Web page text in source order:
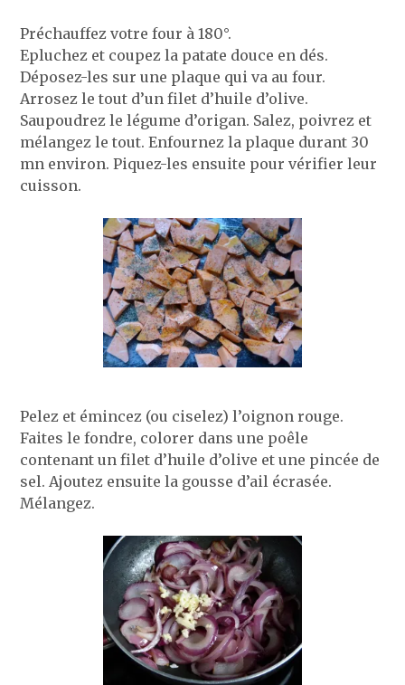
Préchauffez votre four à 180°.
Epluchez et coupez la patate douce en dés.
Déposez-les sur une plaque qui va au four.
Arrosez le tout d’un filet d’huile d’olive.
Saupoudrez le légume d’origan. Salez, poivrez et
mélangez le tout. Enfournez la plaque durant 30
mn environ. Piquez-les ensuite pour vérifier leur
cuisson.
Pelez et émincez (ou ciselez) l’oignon rouge.
Faites le fondre, colorer dans une poêle
contenant un filet d’huile d’olive et une pincée de
sel. Ajoutez ensuite la gousse d’ail écrasée.
Mélangez.